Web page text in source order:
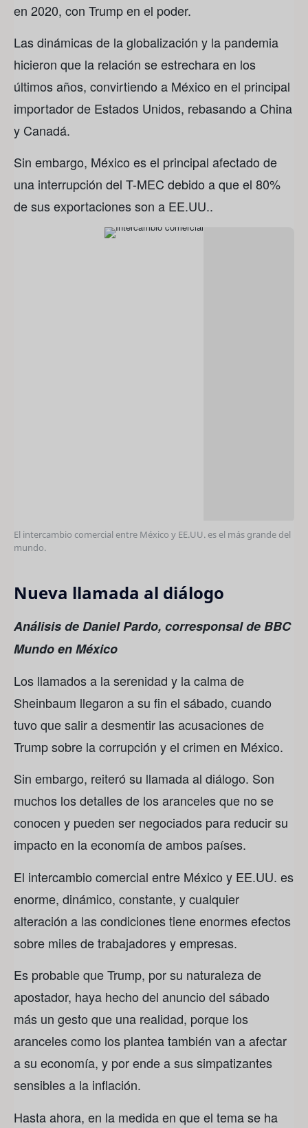
en 2020, con Trump en el poder.
Las dinámicas de la globalización y la pandemia
hicieron que la relación se estrechara en los
últimos años, convirtiendo a México en el principal
importador de Estados Unidos, rebasando a China
y Canadá.
Sin embargo, México es el principal afectado de
una interrupción del T-MEC debido a que el 80%
de sus exportaciones son a EE.UU..
El intercambio comercial entre México y EE.UU. es el más grande del
mundo.
Nueva llamada al diálogo
Análisis de Daniel Pardo, corresponsal de BBC
Mundo en México
Los llamados a la serenidad y la calma de
Sheinbaum llegaron a su fin el sábado, cuando
tuvo que salir a desmentir las acusaciones de
Trump sobre la corrupción y el crimen en México.
Sin embargo, reiteró su llamada al diálogo. Son
muchos los detalles de los aranceles que no se
conocen y pueden ser negociados para reducir su
impacto en la economía de ambos países.
El intercambio comercial entre México y EE.UU. es
enorme, dinámico, constante, y cualquier
alteración a las condiciones tiene enormes efectos
sobre miles de trabajadores y empresas.
Es probable que Trump, por su naturaleza de
apostador, haya hecho del anuncio del sábado
más un gesto que una realidad, porque los
aranceles como los plantea también van a afectar
a su economía, y por ende a sus simpatizantes
sensibles a la inflación.
Hasta ahora, en la medida en que el tema se ha